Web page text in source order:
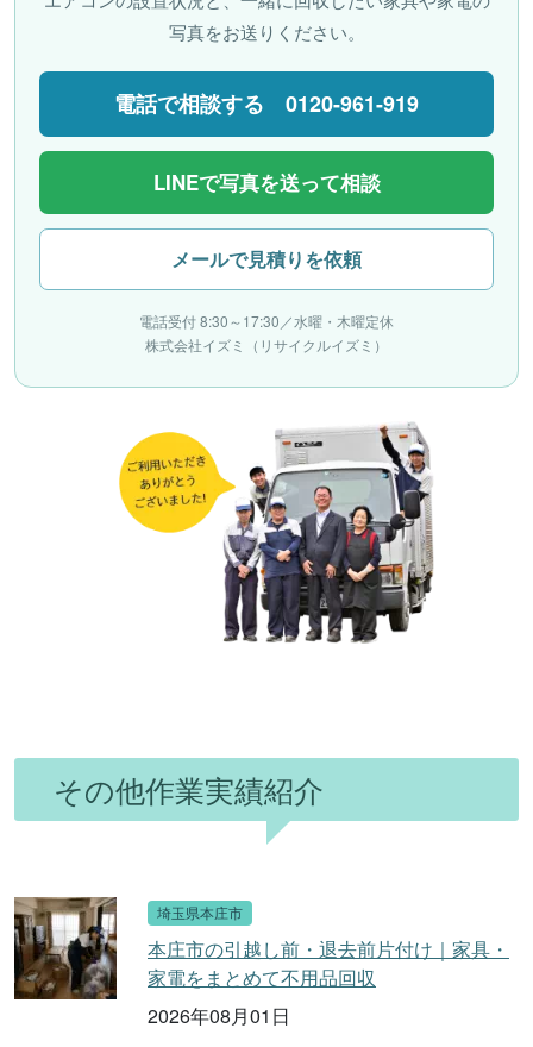
写真をお送りください。
電話で相談する 0120-961-919
LINEで写真を送って相談
メールで見積りを依頼
電話受付 8:30～17:30／水曜・木曜定休
株式会社イズミ（リサイクルイズミ）
その他作業実績紹介
埼玉県本庄市
本庄市の引越し前・退去前片付け｜家具・
家電をまとめて不用品回収
2026年08月01日